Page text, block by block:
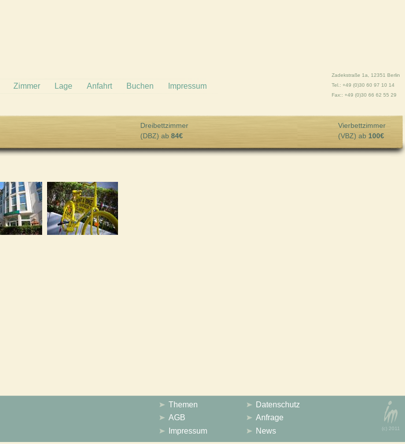
Zimmer Lage Anfahrt Buchen Impressum
Zadekstraße 1a, 12351 Berlin
Tel.: +49 (0)30 60 97 10 14
Fax:: +49 (0)30 66 62 55 29
Dreibettzimmer
(DBZ) ab 84€
Vierbettzimmer
(VBZ) ab 100€
Themen
AGB
Impressum
Datenschutz
Anfrage
News
(с) 2011